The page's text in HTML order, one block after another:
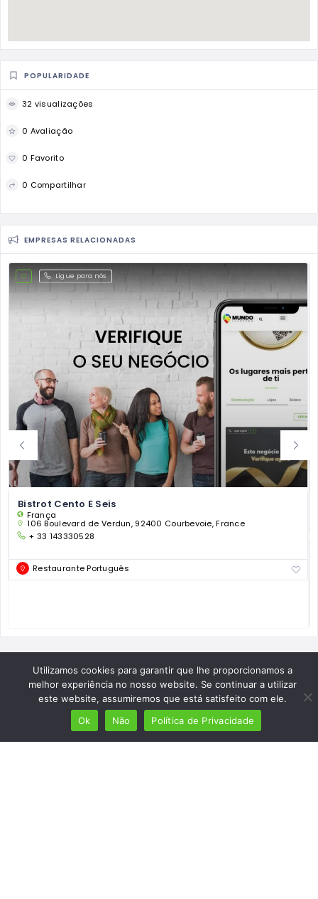
POPULARIDADE
32 visualizações
0 Avaliação
0 Favorito
0 Compartilhar
EMPRESAS RELACIONADAS
Ligue para nós
Bistrot Cento E Seis
França
106 Boulevard de Verdun, 92400 Courbevoie, France
+ 33 143330528
Restaurante Português
Utilizamos cookies para garantir que lhe proporcionamos a
melhor experiência no nosso website. Se continuar a utilizar
este website, assumiremos que está satisfeito com ele.
Ok
Não Política de Privacidade